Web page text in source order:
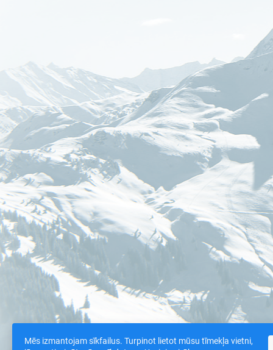
Mēs izmantojam sīkfailus. Turpinot lietot mūsu tīmekļa vietni,